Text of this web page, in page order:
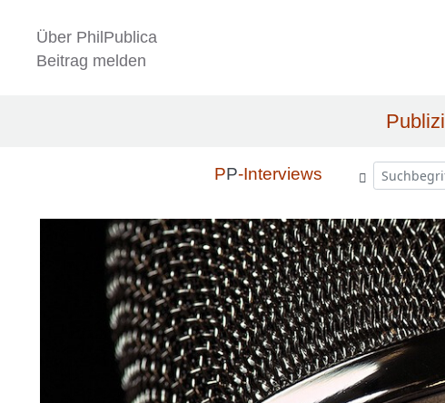
Über PhilPublica
Beitrag melden
PP-Interviews